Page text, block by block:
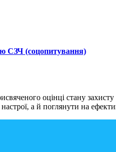
СЗЧ (соцопитування)
оцінці стану
а й поглянути на